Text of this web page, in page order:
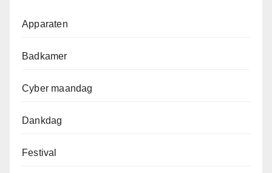
Apparaten
Badkamer
Cyber maandag
Dankdag
Festival